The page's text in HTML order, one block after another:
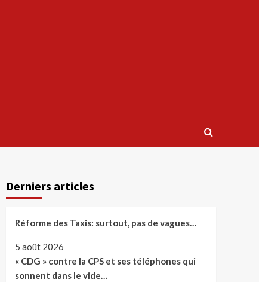
Derniers articles
Réforme des Taxis: surtout, pas de vagues…
5 août 2026
« CDG » contre la CPS et ses téléphones qui
sonnent dans le vide…